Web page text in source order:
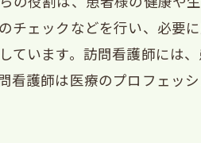
チェックなどを行い、必要
ています。訪問看護師には
看護師は医療のプロフェッシ